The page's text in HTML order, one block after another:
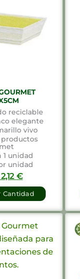
reciclable
elegante
vivo
1 unidad
unidad
2,12 €
Cantidad